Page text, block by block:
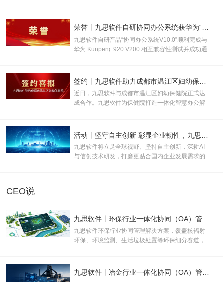
范化、办公智慧化建设，赋能医院高质量发展。 荣誉丨九思软件自研协同办公系统获华为“鲲鹏技术认证书”！
九思软件自研产品“协同办公系统V10.0”顺利完成与
华为 Kunpeng 920 V200 相互兼容性测试并成功通
用权”。
近日，九思软件与成都市温江区妇幼保健院正式达
成合作。九思软件为保健院打造一体化智慧办公解
疗服务向数字化、规范化、智能化升级。
九思软件将立足全球视野、坚持自主创新，深耕AI
与信创技术研发，打磨更贴合国内企业发展需求的
CEO说
九思软件环保行业协同管理解决方案，覆盖核辐射
环保、环境监测、生活垃圾处置等环保细分赛道，
级。